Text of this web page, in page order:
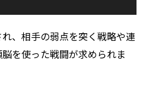
、相手の弱点を突く戦略や連
を使った戦闘が求められま